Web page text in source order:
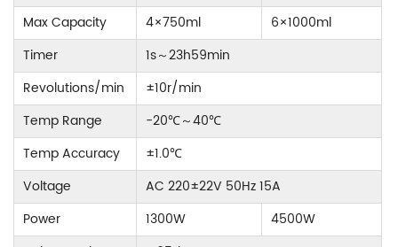
Max Capacity
4×750ml
6×1000ml
Timer
1s～23h59min
Revolutions/min
±10r/min
Temp Range
-20℃～40℃
Temp Accuracy
±1.0℃
Voltage
AC 220±22V 50Hz 15A
Power
1300W
4500W